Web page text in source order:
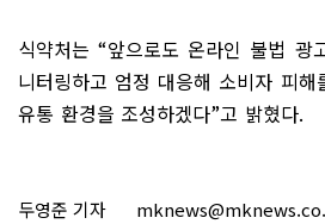
식약처는“앞으로도 온라인 불법 광
니터링하고 엄정 대응해 소비자 피
유통 환경을 조성하겠다”고 밝혔다.
두영준 기자